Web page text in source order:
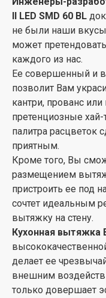
приятное действо.
Вытяжка
современными
имеют длительный
потребляют мало
Світлоелементи
естественный
благоприятным для
минимальную
Кроме того, лампы
контактной группы
необходимости
осветительной
Важным
встроенной техники
отличие от
гарантию на всю
мощной сетью
Украины.
ІІ LED SMD 60 BL
не были наши
может
каждого из нас.
Ее совершенный и
позволит Вам
кантри, прованс
претенциозные
палитра расцветок
приятным.
Кроме того, Вы
размещением
пристроить ее под
сочтет идеальным
вытяжку на стену.
Кухонная вытяжка
делает ее
внешним
только довершает